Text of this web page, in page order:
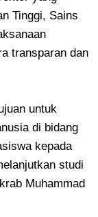
Tinggi, Sains
transparan dan
untuk
di bidang
kepada
studi
Muhammad